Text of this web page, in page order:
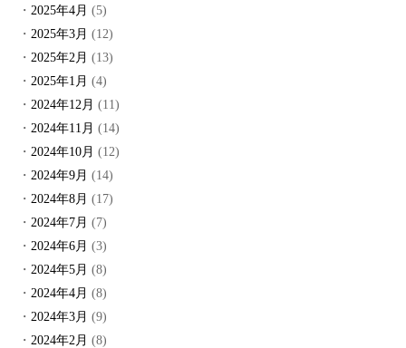
2025年4月 (5)
2025年3月 (12)
2025年2月 (13)
2025年1月 (4)
2024年12月 (11)
2024年11月 (14)
2024年10月 (12)
2024年9月 (14)
2024年8月 (17)
2024年7月 (7)
2024年6月 (3)
2024年5月 (8)
2024年4月 (8)
2024年3月 (9)
2024年2月 (8)